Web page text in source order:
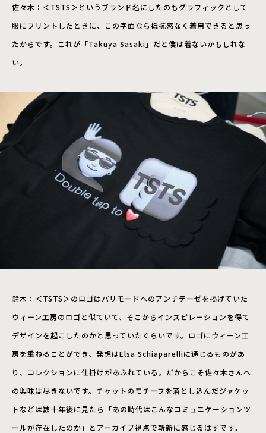
佐々木：＜TSTS＞というブランド名にしたのもグラフィックとして
服にプリントしたときに、この字面なら抵抗感なく着用できると思っ
たからです。これが「Takuya Sasaki」だと僕は着ないかもしれな
い。
鈴木：＜TSTS＞のロゴはパリモードへのアンチテーゼを掲げていた
ウィーン工房のロゴと似ていて、そこからインスピレーションを得て
デザインを起こしたのかと思っていたぐらいです。ロゴにウィーン工
房を重ねることができ、発想はElsa Schiaparelliに通じるものがあ
り、コレクションに仕掛けがあふれている。だからこそ佐々木さんへ
の興味は尽きないです。チャットのモチーフを落とし込んだジャケッ
トなどは数十年後に見たら「あの時代はこんなコミュニケーションツ
ールが存在したのか」とアーカイブ視点で斬新に感じるはずです。